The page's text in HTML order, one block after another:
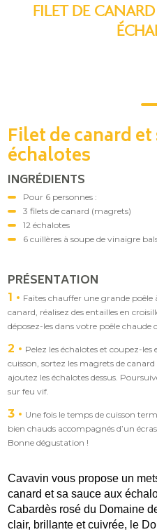
FILET DE
Filet de canard
échalotes
INGRÉDIENTS
Pour 6 personnes :
3 filets de canard (magrets)
12 échalotes
6 cuillères à soupe de vinaigre
PRÉSENTATION
1
Faites chauffer une grande
canard, réalisez des entailles en
déposez-les dans votre poêle chaude
2
Pelez les échalotes et coupez-
cuisson, sortez les magrets de
ajoutez les échalotes dessus.
sur feu vif.
3
Une fois le temps de cuisson
bien chauds accompagnés d’un
Bonne dégustation !
Cavavin vous propose un
canard et sa sauce aux
Cabardès rosé du Domaine
clair, brillante et cuivrée, le